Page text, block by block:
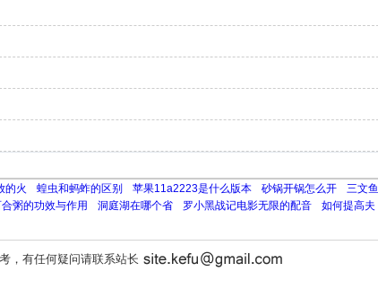
的火 蝗虫和蚂蚱的区别 苹果11a2223是什么版本 砂锅开锅怎么开
三文鱼
粥的功效与作用 洞庭湖在哪个省 罗小黑战记电影无限的配音
如何提高夫
，有任何疑问请联系站长